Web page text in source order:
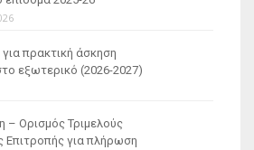
πρακτική άσκηση
εξωτερικό (2026-2027)
– Ορισμός Τριμελούς
Επιτροπής για πλήρωση